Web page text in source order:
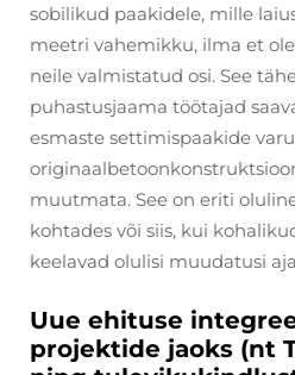
sobilikud paakidele, mille
meetri vahemikku, ilma et
neile valmistatud osi. See
puhastusjaama töötajad
esmaste settimispaakide
muutmata. See on eriti
kohtades või siis, kui
keelavad olulisi muudatusi
Uue ehituse
projektide jaoks (nt